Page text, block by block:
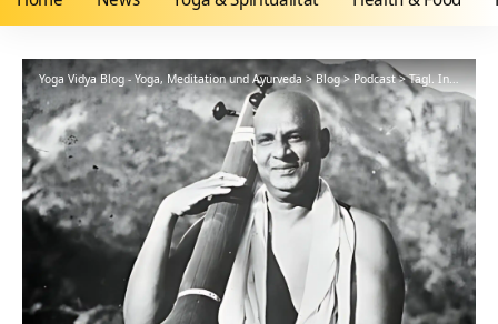
Yoga Vidya Blog - Yoga, Meditation und Ayurveda>Blog>Podcast>Tägl. Inspiration